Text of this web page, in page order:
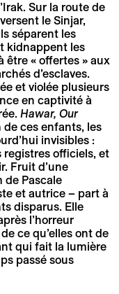
Sur la route de
le Sinjar,
séparent les
kidnappent les
être « offertes » aux
d’esclaves.
et violée plusieurs
en captivité à
Hawar, Our
ces enfants, les
invisibles :
registres officiels, et
Fruit d’une
de Pascale
et autrice – part à
disparus. Elle
l’horreur
ce qu’elles ont de
qui fait la lumière
passé sous